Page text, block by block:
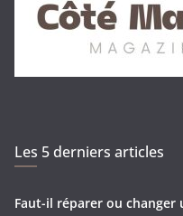
Les 5 derniers articles
Faut-il réparer ou